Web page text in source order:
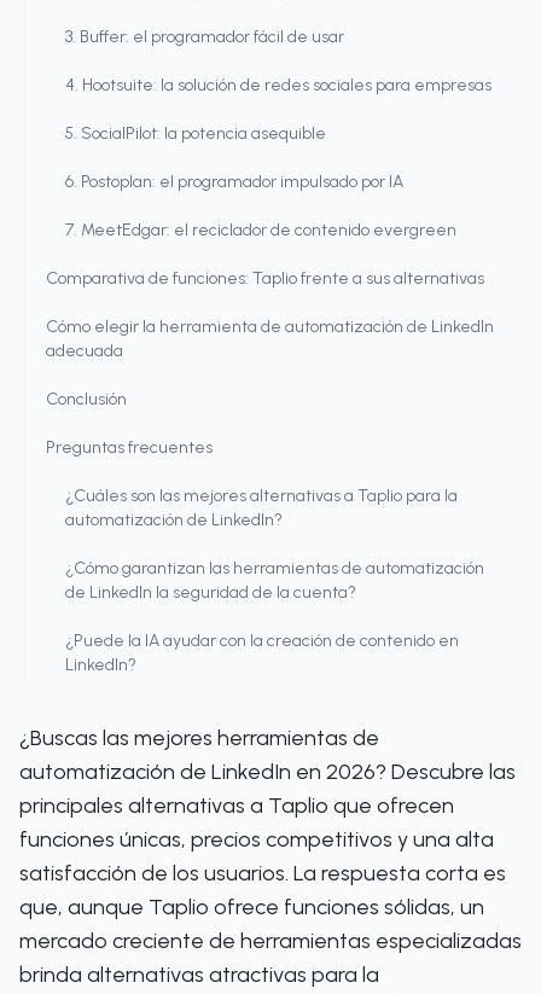
3. Buffer: el programador fácil de usar
4. Hootsuite: la solución de redes sociales para empresas
5. SocialPilot: la potencia asequible
6. Postoplan: el programador impulsado por IA
7. MeetEdgar: el reciclador de contenido evergreen
Comparativa de funciones: Taplio frente a sus alternativas
Cómo elegir la herramienta de automatización de LinkedIn
adecuada
Conclusión
Preguntas frecuentes
¿Cuáles son las mejores alternativas a Taplio para la
automatización de LinkedIn?
¿Cómo garantizan las herramientas de automatización
de LinkedIn la seguridad de la cuenta?
¿Puede la IA ayudar con la creación de contenido en
LinkedIn?
¿Buscas las mejores herramientas de
automatización de LinkedIn en 2026? Descubre las
principales alternativas a Taplio que ofrecen
funciones únicas, precios competitivos y una alta
satisfacción de los usuarios. La respuesta corta es
que, aunque Taplio ofrece funciones sólidas, un
mercado creciente de herramientas especializadas
brinda alternativas atractivas para la